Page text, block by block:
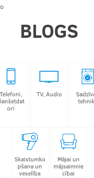
BLOGS
Telefoni,
ori
TV, Audio
Skaistumko
pšana un
veselība
Mājai un
mājsaimnie
cībai